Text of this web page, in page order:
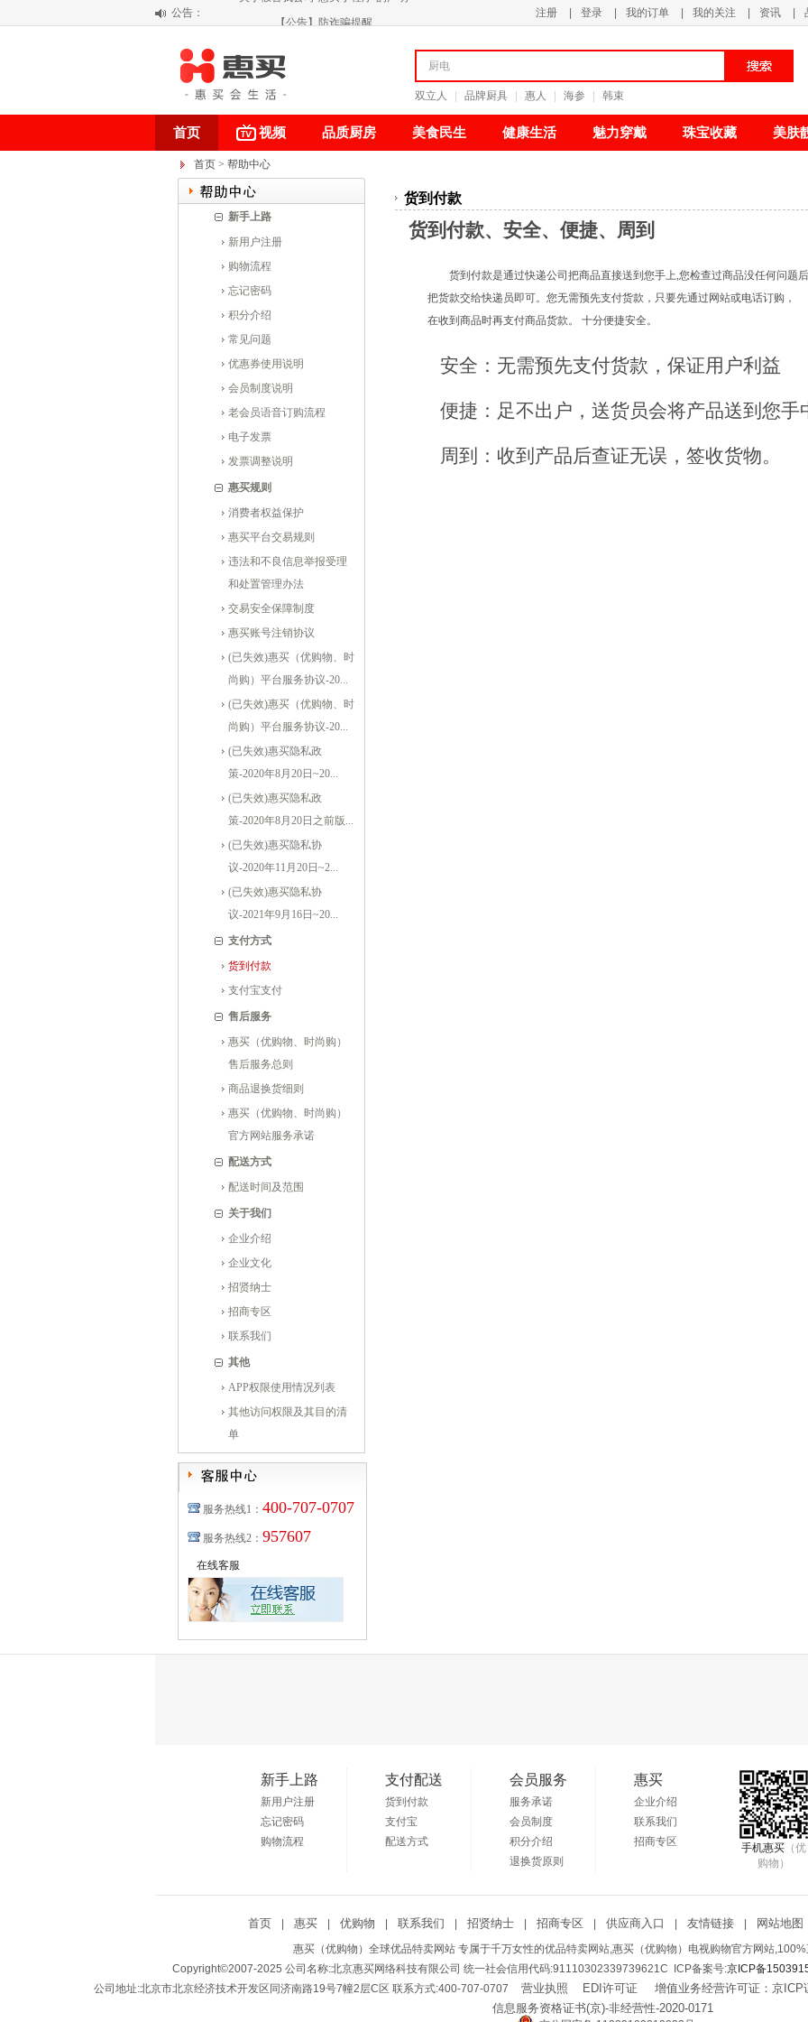
公告：
阳春三月 惠买带你感受第一颗黄果柑的清新甘甜
关于假冒我公司“惠买小程序“的声明
注册 登录 我的订单 我的关注 资讯
双立人 品牌厨具 惠人 海参 韩束
首页 视频 品质厨房 美食民生 健康生活 魅力穿戴 珠宝收藏 美肤
首页> 帮助中心
新手上路
新用户注册
购物流程
忘记密码
积分介绍
常见问题
优惠券使用说明
会员制度说明
老会员语音订购流程
电子发票
发票调整说明
惠买规则
消费者权益保护
惠买平台交易规则
违法和不良信息举报受理
和处置管理办法
交易安全保障制度
惠买账号注销协议
(已失效)惠买（优购物、时
尚购）平台服务协议-20...
(已失效)惠买（优购物、时
尚购）平台服务协议-20...
(已失效)惠买隐私政
策-2020年8月20日~20...
(已失效)惠买隐私政
策-2020年8月20日之前版...
(已失效)惠买隐私协
议-2020年11月20日~2...
(已失效)惠买隐私协
议-2021年9月16日~20...
支付方式
货到付款
支付宝支付
售后服务
惠买（优购物、时尚购）
售后服务总则
商品退换货细则
惠买（优购物、时尚购）
官方网站服务承诺
配送方式
配送时间及范围
关于我们
企业介绍
企业文化
招贤纳士
招商专区
联系我们
其他
APP权限使用情况列表
其他访问权限及其目的清
单
服务热线1： 400-707-0707
服务热线2： 957607
在线客服
货到付款
货到付款、安全、便捷、周到
货到付款是通过快递公司把商品直接送到您手上,您检查过商品没任何问题
把货款交给快递员即可。您无需预先支付货款，只要先通过网站或电话订购，
在收到商品时再支付商品货款。 十分便捷安全。
安全：无需预先支付货款，保证用户利益
便捷：足不出户，送货员会将产品送到您手
周到：收到产品后查证无误，签收货物。
新手上路
新用户注册
忘记密码
购物流程
支付配送
货到付款
支付宝
配送方式
会员服务
服务承诺
会员制度
积分介绍
退换货原则
惠买
企业介绍
联系我们
招商专区
手机惠买 （优
购物）
首页 惠买 优购物 联系我们 招贤纳士 招商专区 供应商入口 友情链接 网站地图
惠买（优购物）全球优品特卖网站 专属于千万女性的优品特卖网站,惠买（优购物）电视购物官方网站
Copyright©2007-2025 公司名称:北京惠买网络科技有限公司 统一社会信用代码:91110302339739621C ICP备案号:京ICP备
公司地址:北京市北京经济技术开发区同济南路19号7幢2层C区 联系方式:400-707-0707
营业执照 EDI许可证 增值业务经营许可证：京ICP
信息服务资格证书(京)-非经营性-2020-0171